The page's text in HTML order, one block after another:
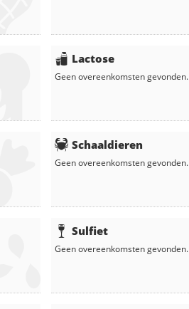
Lactose
Geen overeenkomsten gevonden.
Schaaldieren
Geen overeenkomsten gevonden.
Sulfiet
Geen overeenkomsten gevonden.